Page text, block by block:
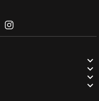



